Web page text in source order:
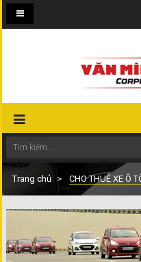
Toggle
navigation
Trang chủ CHO THUÊ XE Ô